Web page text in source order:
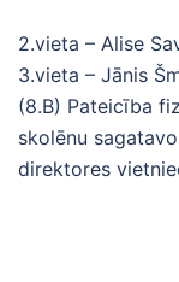
2.vieta – Alise
3.vieta – Jānis
(8.B) Pateicība
skolēnu
direktores